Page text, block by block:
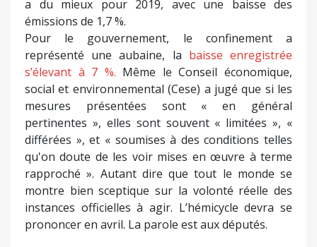
a du mieux pour 2019, avec une baisse des
émissions de 1,7 %.
Pour le gouvernement, le confinement a
représenté une aubaine, la baisse enregistrée
s’élevant à 7 %. Même le Conseil économique,
social et environnemental (Cese) a jugé que si les
mesures présentées sont « en général
pertinentes », elles sont souvent « limitées », «
différées », et « soumises à des conditions telles
qu'on doute de les voir mises en œuvre à terme
rapproché ». Autant dire que tout le monde se
montre bien sceptique sur la volonté réelle des
instances officielles à agir. L’hémicycle devra se
prononcer en avril. La parole est aux députés.